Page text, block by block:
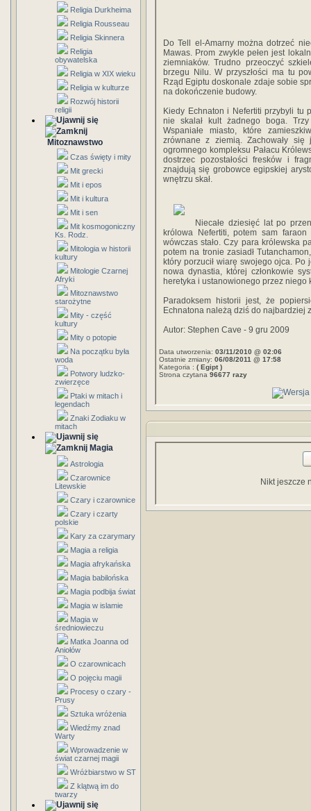
Religia Durkheima
Religia Rousseau
Religia Skinnera
Religia
obywatelska
Religia w XIX wieku
Religia w kulturze
Rozwój historii
religii
Mitoznawstwo
Czas święty i mity
Mit grecki
Mit i epos
Mit i kultura
Mit i sen
Mit kosmogoniczny
Ks. Rodz.
Mitologia w historii
kultury
Mitologie Czarnej
Afryki
Mitoznawstwo
starożytne
Mity - część
kultury
Mity o potopie
Na początku była
woda
Potwory ludzko-
zwierzęce
Ptaki w mitach i
legendach
Znaki Zodiaku w
mitach
Magia
Astrologia
Czarownice
Litewskie
Czary i czarownice
Czary i czarty
polskie
Kary za czarymary
Magia a religia
Magia afrykańska
Magia babilońska
Magia podbija świat
Magia w islamie
Magia w
średniowieczu
Matka Joanna od
Aniołów
O czarownicach
O pojęciu magii
Procesy o czary -
Prusy
Sztuka wróżenia
Wiedźmy znad
Warty
Wprowadzenie w
świat czarnej magii
Wróżbiarstwo w ST
Z klątwą im do
twarzy
Do Tell el-Amarny można dotrzeć
Mawas. Prom zwykle pełen jest
ziemniaków. Trudno przeoczyć
brzegu Nilu. W przyszłości ma tu
Rząd Egiptu doskonale zdaje sobie
na dokończenie budowy.
Kiedy Echnaton i Nefertiti przybyli tu
nie skalał kult żadnego boga.
Wspaniałe miasto, które
zrównane z ziemią. Zachowały się
ogromnego kompleksu Pałacu
dostrzec pozostałości fresków i
znajdują się grobowce egipskiej
wnętrzu skał.
Niecałe dziesięć lat po
królowa Nefertiti, potem sam
wówczas stało. Czy para królewska
potem na tronie zasiadł
który porzucił wiarę swojego ojca.
nowa dynastia, której członkowie
heretyka i ustanowionego przez niego
Paradoksem historii jest, że
Echnatona należą dziś do najbardziej
Autor: Stephen Cave - 9 gru 2009
Data utworzenia: 03/11/2010 @ 02:06
Ostatnie zmiany: 06/08/2011 @ 17:58
Kategoria : ( Egipt )
Strona czytana 96677 razy
Nikt jeszcze